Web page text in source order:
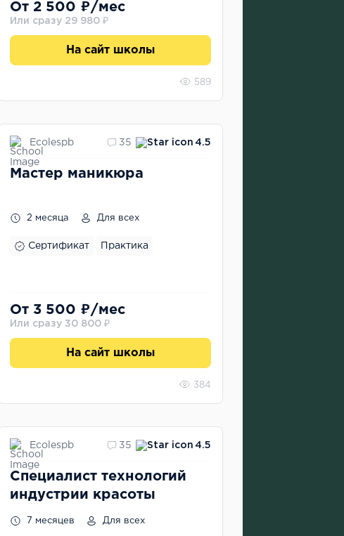
От 2 500 ₽/мес
Или сразу 29 980 ₽
На сайт школы
589
Ecolespb 35 4.5
Мастер маникюра
2 месяца Для всех
Сертификат Практика
От 3 500 ₽/мес
Или сразу 30 800 ₽
На сайт школы
384
Ecolespb 35 4.5
Специалист технологий
индустрии красоты
7 месяцев Для всех